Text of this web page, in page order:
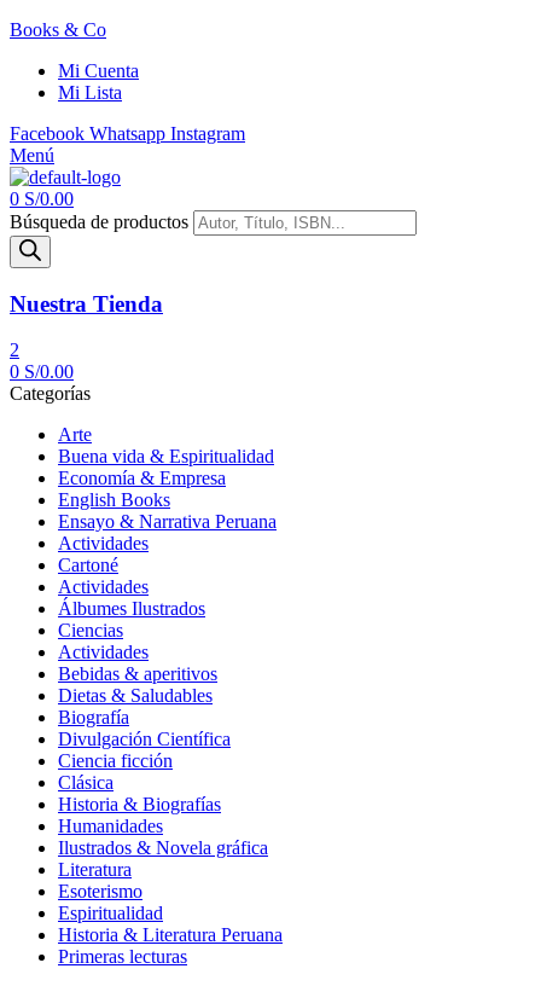
Books & Co
Mi Cuenta
Mi Lista
Facebook Whatsapp Instagram
Menú
0 S/0.00
Búsqueda de productos
Nuestra Tienda
2
0 S/0.00
Categorías
Arte
Buena vida & Espiritualidad
Economía & Empresa
English Books
Ensayo & Narrativa Peruana
Actividades
Cartoné
Actividades
Álbumes Ilustrados
Ciencias
Actividades
Bebidas & aperitivos
Dietas & Saludables
Biografía
Divulgación Científica
Ciencia ficción
Clásica
Historia & Biografías
Humanidades
Ilustrados & Novela gráfica
Literatura
Esoterismo
Espiritualidad
Historia & Literatura Peruana
Primeras lecturas